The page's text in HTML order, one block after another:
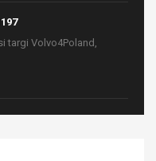
targi Volvo4Poland,